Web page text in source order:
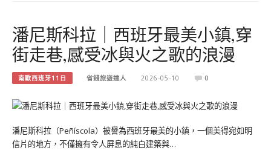
潘尼斯科拉｜西班牙最美小鎮,穿
街走巷,感受冰與火之歌的浪漫
南歐西班牙11日 省錢旅遊達人 2026-05-10 0
潘尼斯科拉（Peñíscola）被譽為西班牙最美的小鎮，一個美得宛如明
信片的地方，不僅擁有令人屏息的純白建築與…